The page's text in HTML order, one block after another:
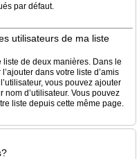
par défaut.
utilisateurs de ma liste
de deux manières. Dans le
dans votre liste d’amis
vous pouvez ajouter
d’utilisateur. Vous pouvez
liste depuis cette même page.